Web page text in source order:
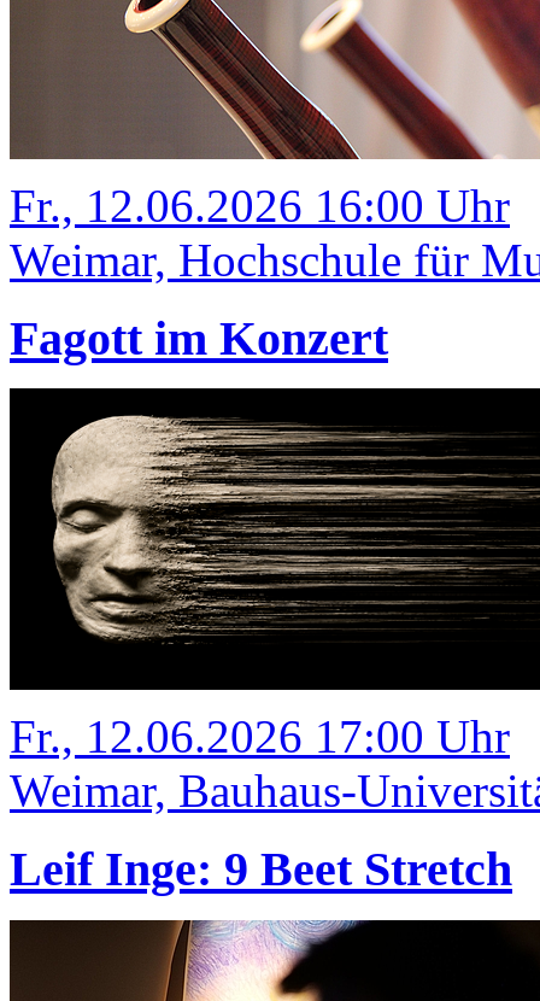
Fr., 12.06.2026 16:00 Uhr
Weimar, Hochschule für
Fagott im Konzert
Fr., 12.06.2026 17:00 Uhr
Weimar, Bauhaus-
Leif Inge: 9 Beet Stretch